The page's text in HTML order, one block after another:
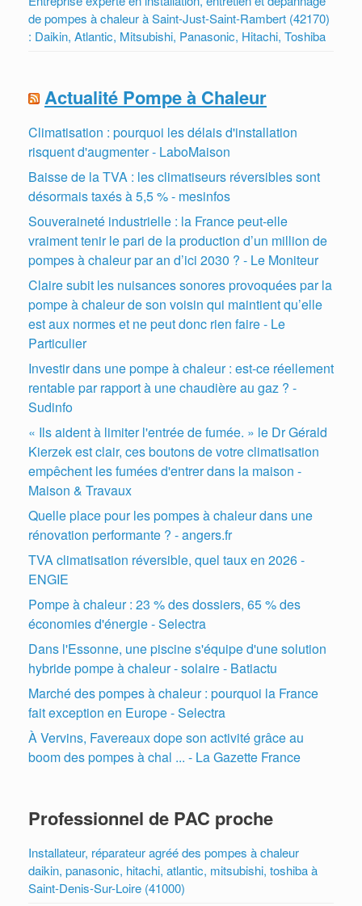
de pompes à chaleur à Saint-Just-Saint-Rambert (42170)
: Daikin, Atlantic, Mitsubishi, Panasonic, Hitachi, Toshiba
Actualité Pompe à Chaleur
Climatisation : pourquoi les délais d'installation
risquent d'augmenter - LaboMaison
Baisse de la TVA : les climatiseurs réversibles sont
désormais taxés à 5,5 % - mesinfos
Souveraineté industrielle : la France peut-elle
vraiment tenir le pari de la production d’un million de
pompes à chaleur par an d’ici 2030 ? - Le Moniteur
Claire subit les nuisances sonores provoquées par la
pompe à chaleur de son voisin qui maintient qu’elle
est aux normes et ne peut donc rien faire - Le
Particulier
Investir dans une pompe à chaleur : est-ce réellement
rentable par rapport à une chaudière au gaz ? -
Sudinfo
« Ils aident à limiter l'entrée de fumée. » le Dr Gérald
Kierzek est clair, ces boutons de votre climatisation
empêchent les fumées d'entrer dans la maison -
Maison & Travaux
Quelle place pour les pompes à chaleur dans une
rénovation performante ? - angers.fr
TVA climatisation réversible, quel taux en 2026 -
ENGIE
Pompe à chaleur : 23 % des dossiers, 65 % des
économies d'énergie - Selectra
Dans l'Essonne, une piscine s'équipe d'une solution
hybride pompe à chaleur - solaire - Batiactu
Marché des pompes à chaleur : pourquoi la France
fait exception en Europe - Selectra
À Vervins, Favereaux dope son activité grâce au
boom des pompes à chal ... - La Gazette France
Professionnel de PAC proche
Installateur, réparateur agréé des pompes à chaleur
daikin, panasonic, hitachi, atlantic, mitsubishi, toshiba à
Saint-Denis-Sur-Loire (41000)